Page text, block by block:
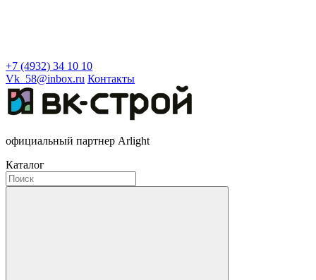
+7 (4932) 34 10 10
Vk_58@inbox.ru Контакты
официальный партнер Arlight
Каталог